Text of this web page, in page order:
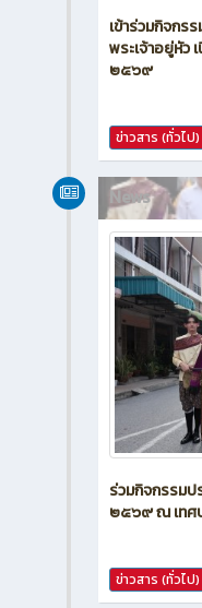
เข้าร่วมกิจกร
พระเจ้าอยู่หัว
๒๕๖๙
ข่าวสาร (ทั่วไป)
News
ร่วมกิจกรรมป
๒๕๖๙ ณ เทศ
ข่าวสาร (ทั่วไป)